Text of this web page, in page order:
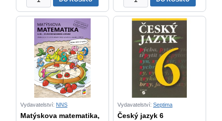
I
-
množství
minisamolepky
množství
Vydavatelství: NNS
Matýskova matematika,
Vydavatelství: Septima
Český jazyk 6